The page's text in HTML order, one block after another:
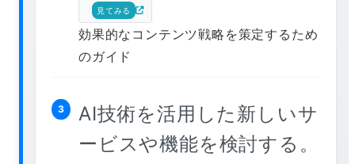
見てみる
効果的なコンテンツ戦略を策定するため
のガイド
3
AI技術を活用した新しいサ
ービスや機能を検討する。